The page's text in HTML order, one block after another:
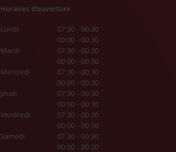
Horaires d'ouverture
Lundi
07:30 - 00:30
00:00 - 00:30
Mardi
07:30 - 00:30
00:00 - 00:30
Mercredi
07:30 - 00:30
00:00 - 00:30
Jeudi
07:30 - 00:30
00:00 - 00:30
Vendredi
07:30 - 00:30
00:00 - 00:30
Samedi
07:30 - 00:30
00:00 - 00:30